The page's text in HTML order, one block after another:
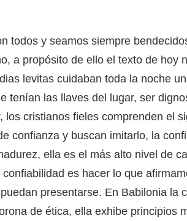
todos y seamos siempre
a propósito de ello el texto de hoy
levitas cuidaban toda la noche
tenían las llaves del lugar, ser
los cristianos fieles comprenden el
confianza y buscan imitarlo, la
ella es el más alto nivel de
es hacer lo que
presentarse. En Babilonia la
de ética, ella exhibe principios